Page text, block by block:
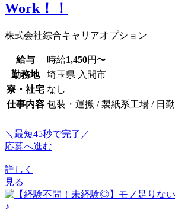
Work！！
株式会社綜合キャリアオプション
給与 時給1,450円〜
勤務地
埼玉県 入間市
寮・社宅 なし
仕事内容 包装・運搬 / 製紙系工場 / 日勤
＼最短45秒で完了／
応募へ進む
詳しく
見る